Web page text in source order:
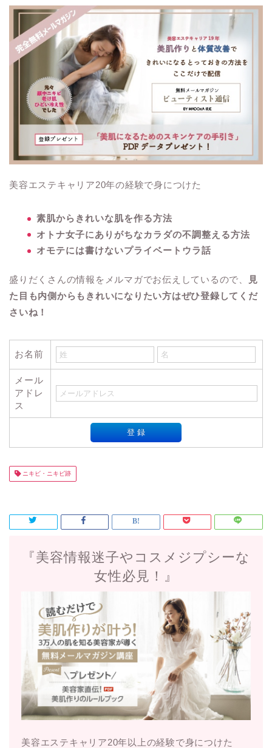
美容エステキャリア20年の経験で身につけた
素肌からきれいな肌を作る方法
オトナ女子にありがちなカラダの不調整える方法
オモテには書けないプライベートウラ話
盛りだくさんの情報をメルマガでお伝えしているので、
見
た目も内側からもきれいになりたい方はぜひ登録してくだ
さいね！
お名前
メール
アドレ
ス
ニキビ・ニキビ跡
『美容情報迷子やコスメジプシーな
女性必見！』
美容エステキャリア20年以上の経験で身につけた